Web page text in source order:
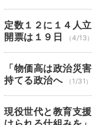
定数１２に１４人
開票は１９日
（4/13）
「物価高は政治
持てる政治へ
（1/31）
現役世代と教育支